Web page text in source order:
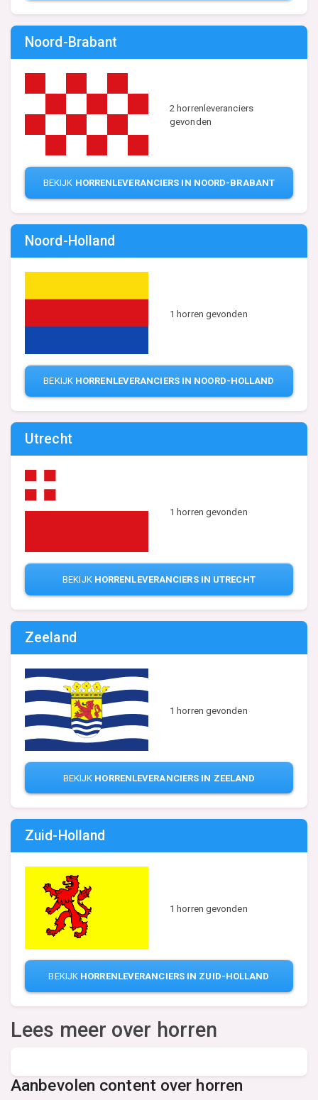
Noord-Brabant
2 horrenleveranciers
gevonden
BEKIJK HORRENLEVERANCIERS IN NOORD-BRABANT
Noord-Holland
1 horren gevonden
BEKIJK HORRENLEVERANCIERS IN NOORD-HOLLAND
Utrecht
1 horren gevonden
BEKIJK HORRENLEVERANCIERS IN UTRECHT
Zeeland
1 horren gevonden
BEKIJK HORRENLEVERANCIERS IN ZEELAND
Zuid-Holland
1 horren gevonden
BEKIJK HORRENLEVERANCIERS IN ZUID-HOLLAND
Lees meer over horren
Aanbevolen content over horren